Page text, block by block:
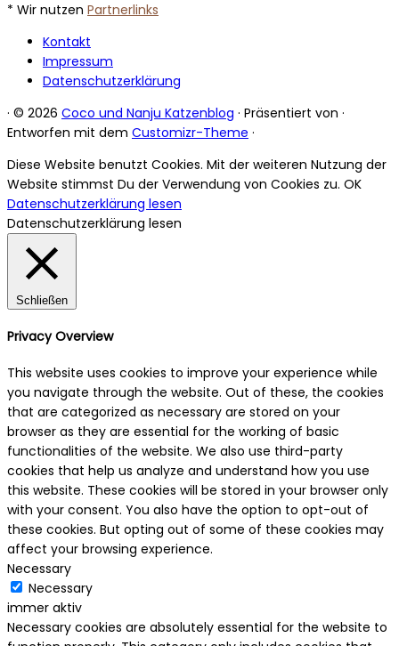
* Wir nutzen Partnerlinks
Kontakt
Impressum
Datenschutzerklärung
· © 2026 Coco und Nanju Katzenblog · Präsentiert von ·
Entworfen mit dem Customizr-Theme ·
Diese Website benutzt Cookies. Mit der weiteren Nutzung der
Website stimmst Du der Verwendung von Cookies zu. OK
Datenschutzerklärung lesen
Datenschutzerklärung lesen
Schließen
Privacy Overview
This website uses cookies to improve your experience while
you navigate through the website. Out of these, the cookies
that are categorized as necessary are stored on your
browser as they are essential for the working of basic
functionalities of the website. We also use third-party
cookies that help us analyze and understand how you use
this website. These cookies will be stored in your browser only
with your consent. You also have the option to opt-out of
these cookies. But opting out of some of these cookies may
affect your browsing experience.
Necessary
Necessary
immer aktiv
Necessary cookies are absolutely essential for the website to